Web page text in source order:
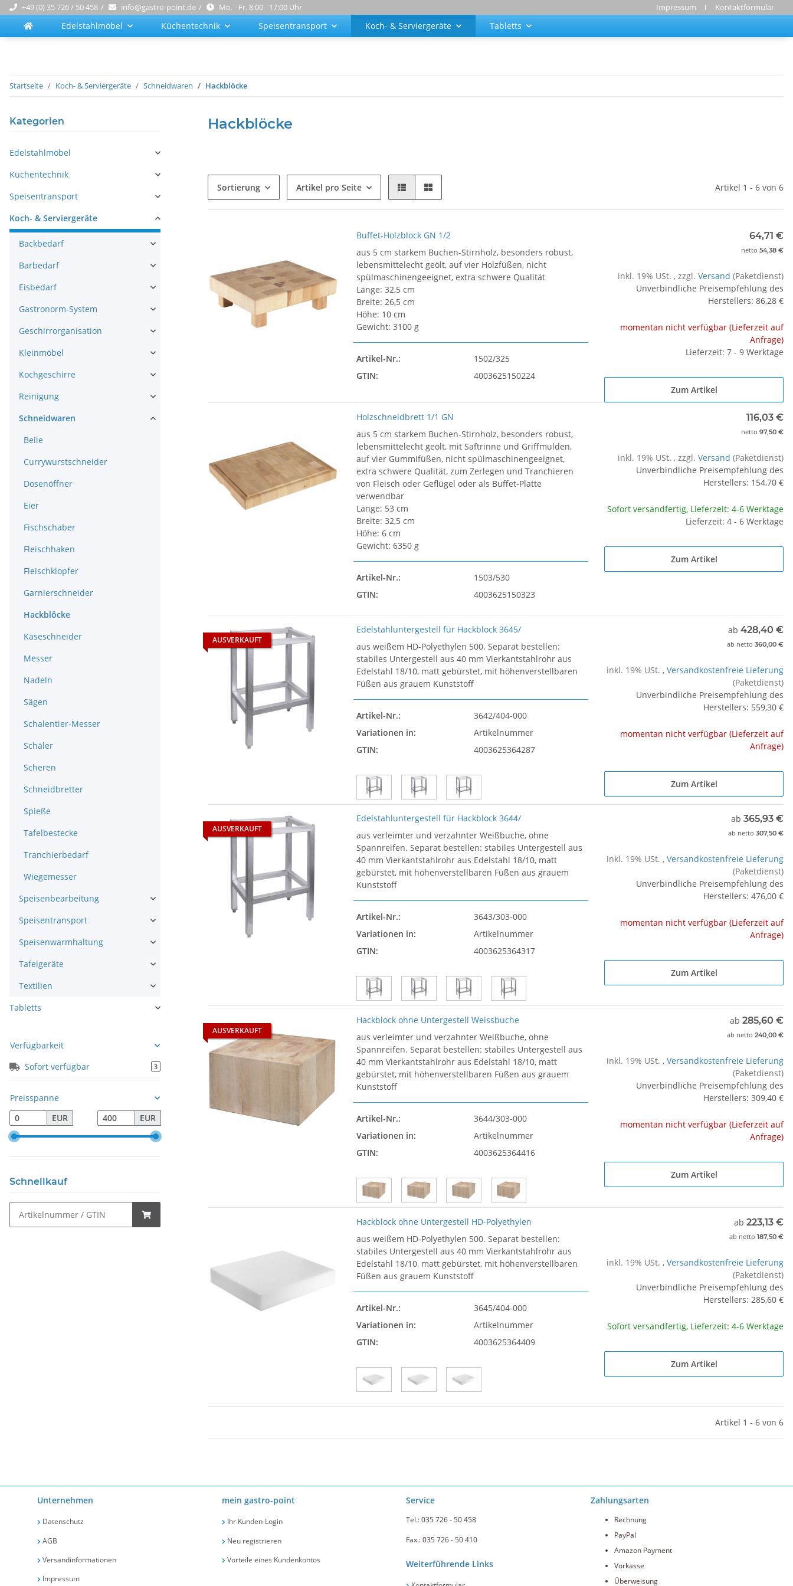
+49 (0) 35 726 / 50 458 info@gastro-point.de Mo. - Fr. 8:00 - 17:00 Uhr Impressum Kontaktformular
Edelstahlmöbel Küchentechnik Speisentransport Koch- & Serviergeräte Tabletts
Startseite Koch- & Serviergeräte Schneidwaren Hackblöcke
Hackblöcke
Sortierung Artikel pro Seite Artikel 1 - 6 von 6
Buffet-Holzblock GN 1/2
aus 5 cm starkem Buchen-Stirnholz, besonders robust,
lebensmittelecht geölt, auf vier Holzfüßen, nicht
spülmaschinengeeignet, extra schwere Qualität
Länge: 32,5 cm
Breite: 26,5 cm
Höhe: 10 cm
Gewicht: 3100 g
Artikel-Nr.:
1502/325
GTIN:
4003625150224
64,71 €
netto 54,38 €
inkl. 19% USt. , zzgl. Versand (Paketdienst)
Unverbindliche Preisempfehlung des
Herstellers: 86,28 €
momentan nicht verfügbar (Lieferzeit auf
Anfrage)
Lieferzeit: 7 - 9 Werktage
Zum Artikel
Holzschneidbrett 1/1 GN
aus 5 cm starkem Buchen-Stirnholz, besonders robust,
lebensmittelecht geölt, mit Saftrinne und Griffmulden,
auf vier Gummifüßen, nicht spülmaschinengeeignet,
extra schwere Qualität, zum Zerlegen und Tranchieren
von Fleisch oder Geflügel oder als Buffet-Platte
verwendbar
Länge: 53 cm
Breite: 32,5 cm
Höhe: 6 cm
Gewicht: 6350 g
Artikel-Nr.:
1503/530
GTIN:
4003625150323
116,03 €
netto 97,50 €
inkl. 19% USt. , zzgl. Versand (Paketdienst)
Unverbindliche Preisempfehlung des
Herstellers: 154,70 €
Sofort versandfertig, Lieferzeit: 4-6 Werktage
Lieferzeit: 4 - 6 Werktage
Zum Artikel
AUSVERKAUFT
Edelstahluntergestell für Hackblock 3645/
aus weißem HD-Polyethylen 500. Separat bestellen:
stabiles Untergestell aus 40 mm Vierkantstahlrohr aus
Edelstahl 18/10, matt gebürstet, mit höhenverstellbaren
Füßen aus grauem Kunststoff
Artikel-Nr.:
3642/404-000
Variationen in:
Artikelnummer
GTIN:
4003625364287
ab 428,40 €
ab netto 360,00 €
inkl. 19% USt. , Versandkostenfreie Lieferung
(Paketdienst)
Unverbindliche Preisempfehlung des
Herstellers: 559,30 €
momentan nicht verfügbar (Lieferzeit auf
Anfrage)
Zum Artikel
AUSVERKAUFT
Edelstahluntergestell für Hackblock 3644/
aus verleimter und verzahnter Weißbuche, ohne
Spannreifen. Separat bestellen: stabiles Untergestell aus
40 mm Vierkantstahlrohr aus Edelstahl 18/10, matt
gebürstet, mit höhenverstellbaren Füßen aus grauem
Kunststoff
Artikel-Nr.:
3643/303-000
Variationen in:
Artikelnummer
GTIN:
4003625364317
ab 365,93 €
ab netto 307,50 €
inkl. 19% USt. , Versandkostenfreie Lieferung
(Paketdienst)
Unverbindliche Preisempfehlung des
Herstellers: 476,00 €
momentan nicht verfügbar (Lieferzeit auf
Anfrage)
Zum Artikel
AUSVERKAUFT
Hackblock ohne Untergestell Weissbuche
aus verleimter und verzahnter Weißbuche, ohne
Spannreifen. Separat bestellen: stabiles Untergestell aus
40 mm Vierkantstahlrohr aus Edelstahl 18/10, matt
gebürstet, mit höhenverstellbaren Füßen aus grauem
Kunststoff
Artikel-Nr.:
3644/303-000
Variationen in:
Artikelnummer
GTIN:
4003625364416
ab 285,60 €
ab netto 240,00 €
inkl. 19% USt. , Versandkostenfreie Lieferung
(Paketdienst)
Unverbindliche Preisempfehlung des
Herstellers: 309,40 €
momentan nicht verfügbar (Lieferzeit auf
Anfrage)
Zum Artikel
Hackblock ohne Untergestell HD-Polyethylen
aus weißem HD-Polyethylen 500. Separat bestellen:
stabiles Untergestell aus 40 mm Vierkantstahlrohr aus
Edelstahl 18/10, matt gebürstet, mit höhenverstellbaren
Füßen aus grauem Kunststoff
Artikel-Nr.:
3645/404-000
Variationen in:
Artikelnummer
GTIN:
4003625364409
ab 223,13 €
ab netto 187,50 €
inkl. 19% USt. , Versandkostenfreie Lieferung
(Paketdienst)
Unverbindliche Preisempfehlung des
Herstellers: 285,60 €
Sofort versandfertig, Lieferzeit: 4-6 Werktage
Zum Artikel
Artikel 1 - 6 von 6
Kategorien
Edelstahlmöbel
Küchentechnik
Speisentransport
Koch- & Serviergeräte
Backbedarf
Barbedarf
Eisbedarf
Gastronorm-System
Geschirrorganisation
Kleinmöbel
Kochgeschirre
Reinigung
Schneidwaren
Beile
Currywurstschneider
Dosenöffner
Eier
Fischschaber
Fleischhaken
Fleischklopfer
Garnierschneider
Hackblöcke
Käseschneider
Messer
Nadeln
Sägen
Schalentier-Messer
Schäler
Scheren
Schneidbretter
Spieße
Tafelbestecke
Tranchierbedarf
Wiegemesser
Speisenbearbeitung
Speisentransport
Speisenwarmhaltung
Tafelgeräte
Textilien
Tabletts
Verfügbarkeit
Sofort verfügbar
3
Preisspanne
EUR
EUR
Schnellkauf
Unternehmen
Datenschutz
AGB
Versandinformationen
Impressum
mein gastro-point
Ihr Kunden-Login
Neu registrieren
Vorteile eines Kundenkontos
Service
Tel.: 035 726 - 50 458
Fax.: 035 726 - 50 410
Weiterführende Links
Zahlungsarten
Rechnung
PayPal
Amazon Payment
Vorkasse
Überweisung